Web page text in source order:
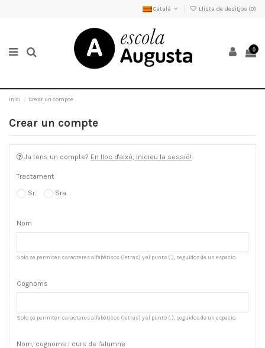
Català Llista de desitjos (0)
0
Inici Crear un compte
Crear un compte
Ja tens un compte? En lloc d'això, inicieu la sessió!
Tractament
Sr. Sra.
Nom
Solo se permiten caracteres alfabéticos (letras) y el punto (.), seguidos de un espacio.
Cognoms
Solo se permiten caracteres alfabéticos (letras) y el punto (.), seguidos de un espacio.
Nom, cognoms i curs de l'alumne